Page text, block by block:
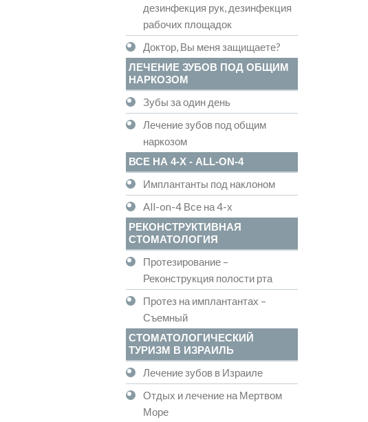
дезинфекция рук, дезинфекция
рабочих площадок
Доктор, Вы меня защищаете?
ЛЕЧЕНИЕ ЗУБОВ ПОД ОБЩИМ
НАРКОЗОМ
Зубы за один день
Лечение зубов под общим
наркозом
ВСЕ НА 4-Х - ALL-ON-4
Имплантанты под наклоном
All-on-4 Все на 4-х
РЕКОНСТРУКТИВНАЯ
СТОМАТОЛОГИЯ
Протезирование –
Реконструкция полости рта
Протез на имплантантах –
Съемный
СТОМАТОЛОГИЧЕСКИЙ
ТУРИЗМ В ИЗРАИЛЬ
Лечение зубов в Израиле
Отдых и лечение на Мертвом
Море